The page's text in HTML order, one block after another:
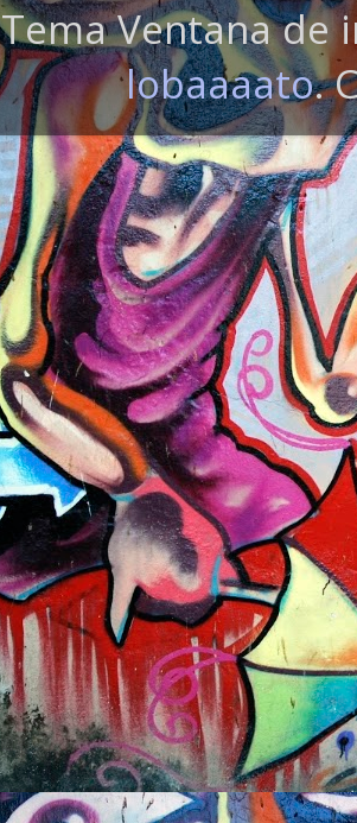
Tema Ventana de
lobaaaato.